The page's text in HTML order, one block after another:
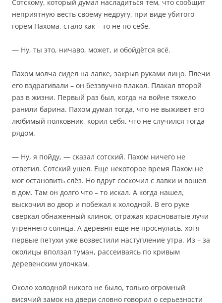
Сотскому, который думал насладиться тем, что сообщит
неприятную весть своему недругу, при виде убитого
горем Пахома, стало как – то не по себе.
— Ну, ты это, ничаво, может, и обойдётся всё.
Пахом молча сидел на лавке, закрыв руками лицо. Плечи
его вздрагивали – он беззвучно плакал. Плакал второй
раз в жизни. Первый раз был, когда на войне тяжело
ранили барина. Пахом думал тогда, что не выживет его
любимый полковник, корил себя, что не случился тогда
рядом.
— Ну, я пойду, — сказал сотский. Пахом ничего не
ответил. Сотский ушел. Еще некоторое время Пахом не
мог остановить слёз. Но вдруг соскочил с лавки и вошел
в дом. Там он долго что – то искал. А когда нашел,
выскочил во двор и побежал к холодной. В его руке
сверкал обнаженный клинок, отражая красноватые лучи
утреннего солнца. А деревня еще не проснулась, хотя
первые петухи уже возвестили наступление утра. Из – за
околицы вползал туман, рассеиваясь по кривым
деревенским улочкам.
Около холодной никого не было, только огромный
висячий замок на двери словно говорил о серьезности